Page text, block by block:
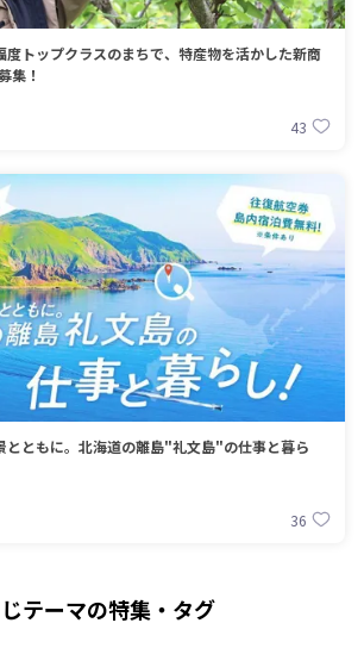
度トップクラスのまちで、特産物を活かした新商
集！
43
とともに。北海道の離島"礼文島"の仕事と暮ら
36
テーマの特集・タグ